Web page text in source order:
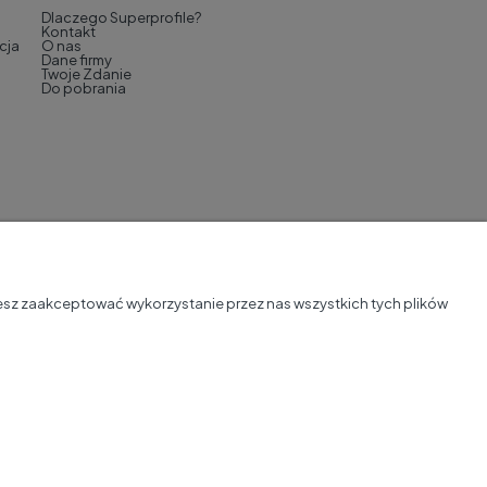
Dlaczego Superprofile?
Kontakt
O nas
Dane firmy
Twoje Zdanie
Do pobrania
zaakceptować wykorzystanie przez nas wszystkich tych plików